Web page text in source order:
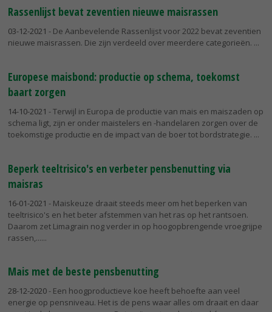
Rassenlijst bevat zeventien nieuwe maisrassen
03-12-2021 - De Aanbevelende Rassenlijst voor 2022 bevat zeventien
nieuwe maisrassen. Die zijn verdeeld over meerdere categorieën.
Europese maisbond: productie op schema, toekomst
baart zorgen
14-10-2021 - Terwijl in Europa de productie van mais en maiszaden op
schema ligt, zijn er onder maistelers en -handelaren zorgen over de
toekomstige productie en de impact van de boer tot bordstrategie.
Beperk teeltrisico's en verbeter pensbenutting via
maisras
16-01-2021 - Maiskeuze draait steeds meer om het beperken van
teeltrisico's en het beter afstemmen van het ras op het rantsoen.
Daarom zet Limagrain nog verder in op hoogopbrengende vroegrijpe
rassen,...
Mais met de beste pensbenutting
28-12-2020- Een hoogproductieve koe heeft behoefte aan veel
energie op pensniveau. Het is de pens waar alles om draait en daar